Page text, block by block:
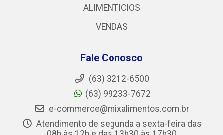
ALIMENTICIOS
VENDAS
Fale Conosco
(63) 3212-6500
(63) 99233-7672
e-commerce@mixalimentos.com.br
Atendimento de segunda a sexta-feira das